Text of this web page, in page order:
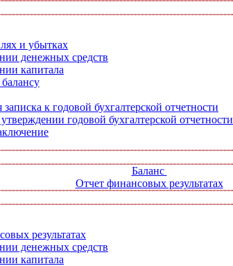
и убытках
денежных средств
капитала
к годовой бухгалтерской отчетности
годовой бухгалтерской отчетности
Баланс
Отчет финансовых результатах
результатах
денежных средств
капитала